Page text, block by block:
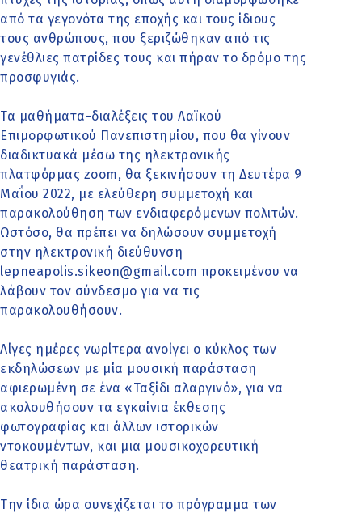
από τα γεγονότα της εποχής και τους ίδιους
τους ανθρώπους, που ξεριζώθηκαν από τις
γενέθλιες πατρίδες τους και πήραν το δρόμο της
προσφυγιάς.
Τα μαθήματα-διαλέξεις του Λαϊκού
Επιμορφωτικού Πανεπιστημίου, που θα γίνουν
διαδικτυακά μέσω της ηλεκτρονικής
πλατφόρμας zoom, θα ξεκινήσουν τη Δευτέρα 9
Μαΐου 2022, με ελεύθερη συμμετοχή και
παρακολούθηση των ενδιαφερόμενων πολιτών.
Ωστόσο, θα πρέπει να δηλώσουν συμμετοχή
στην ηλεκτρονική διεύθυνση
lepneapolis.sikeon@gmail.com προκειμένου να
λάβουν τον σύνδεσμο για να τις
παρακολουθήσουν.
Λίγες ημέρες νωρίτερα ανοίγει ο κύκλος των
εκδηλώσεων με μία μουσική παράσταση
αφιερωμένη σε ένα «Ταξίδι αλαργινό», για να
ακολουθήσουν τα εγκαίνια έκθεσης
φωτογραφίας και άλλων ιστορικών
ντοκουμέντων, και μια μουσικοχορευτική
θεατρική παράσταση.
Την ίδια ώρα συνεχίζεται το πρόγραμμα των